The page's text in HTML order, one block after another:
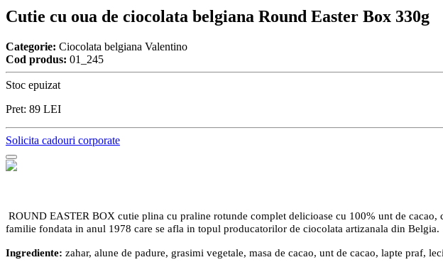
Cutie cu oua de ciocolata belgiana Round Easter Box 330g
Categorie: Ciocolata belgiana Valentino
Cod produs: 01_245
Stoc epuizat
Pret: 89 LEI
Solicita cadouri corporate
ROUND EASTER BOX cutie plina cu praline rotunde complet delicioase cu 100% unt de
familie fondata in anul 1978 care se afla in topul producatorilor de ciocolata artizanala din Belgia.
Ingrediente: zahar, alune de padure, grasimi vegetale, masa de cacao, unt de cacao, lapte praf,